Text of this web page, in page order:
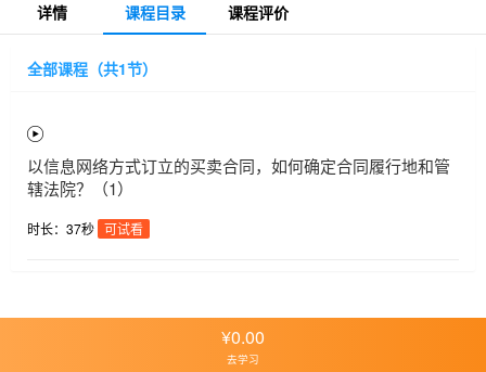
详情 课程目录 课程评价
全部课程（共1节）
以信息网络方式订立的买卖合同，如何确定合同履行地和管
辖法院？（1）
时长：37秒 可试看
¥0.00